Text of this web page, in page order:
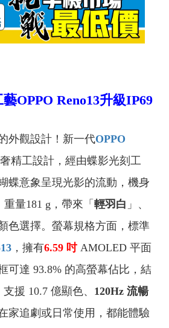
OPPO Reno13升級IP69
觀設計！新一代OPPO
精工設計，經由蝶影光刻工
蝶意象呈現光影的流動，機身
量181 g，帶來「 輕羽白 」、
色選擇。螢幕規格方面，標準
，擁有6.59 吋 AMOLED 平面
可達 93.8% 的高螢幕佔比，結
援 10.7 億顯色、 120Hz 流暢
家追劇或日常使用，都能體驗